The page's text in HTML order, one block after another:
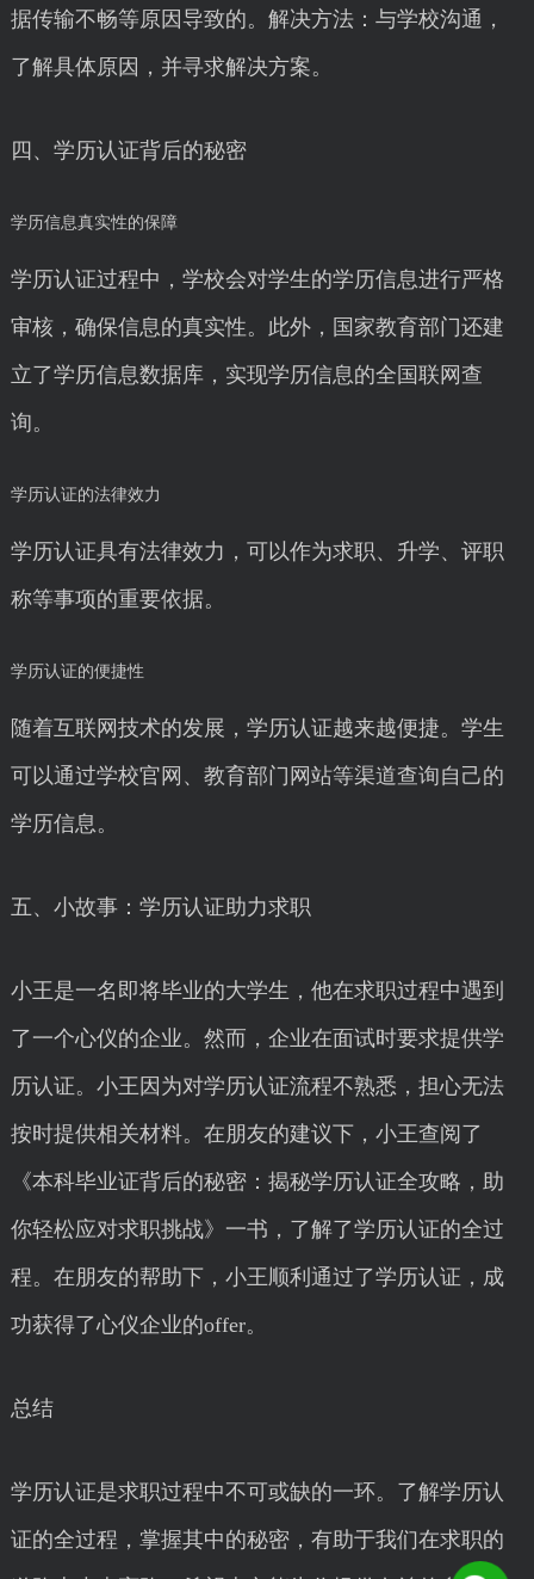
据传输不畅等原因导致的。解决方法：与学校沟通，
了解具体原因，并寻求解决方案。
四、学历认证背后的秘密
学历信息真实性的保障
学历认证过程中，学校会对学生的学历信息进行严格
审核，确保信息的真实性。此外，国家教育部门还建
立了学历信息数据库，实现学历信息的全国联网查
询。
学历认证的法律效力
学历认证具有法律效力，可以作为求职、升学、评职
称等事项的重要依据。
学历认证的便捷性
随着互联网技术的发展，学历认证越来越便捷。学生
可以通过学校官网、教育部门网站等渠道查询自己的
学历信息。
五、小故事：学历认证助力求职
小王是一名即将毕业的大学生，他在求职过程中遇到
了一个心仪的企业。然而，企业在面试时要求提供学
历认证。小王因为对学历认证流程不熟悉，担心无法
按时提供相关材料。在朋友的建议下，小王查阅了
《本科毕业证背后的秘密：揭秘学历认证全攻略，助
你轻松应对求职挑战》一书，了解了学历认证的全过
程。在朋友的帮助下，小王顺利通过了学历认证，成
功获得了心仪企业的offer。
总结
学历认证是求职过程中不可或缺的一环。了解学历认
证的全过程，掌握其中的秘密，有助于我们在求职的